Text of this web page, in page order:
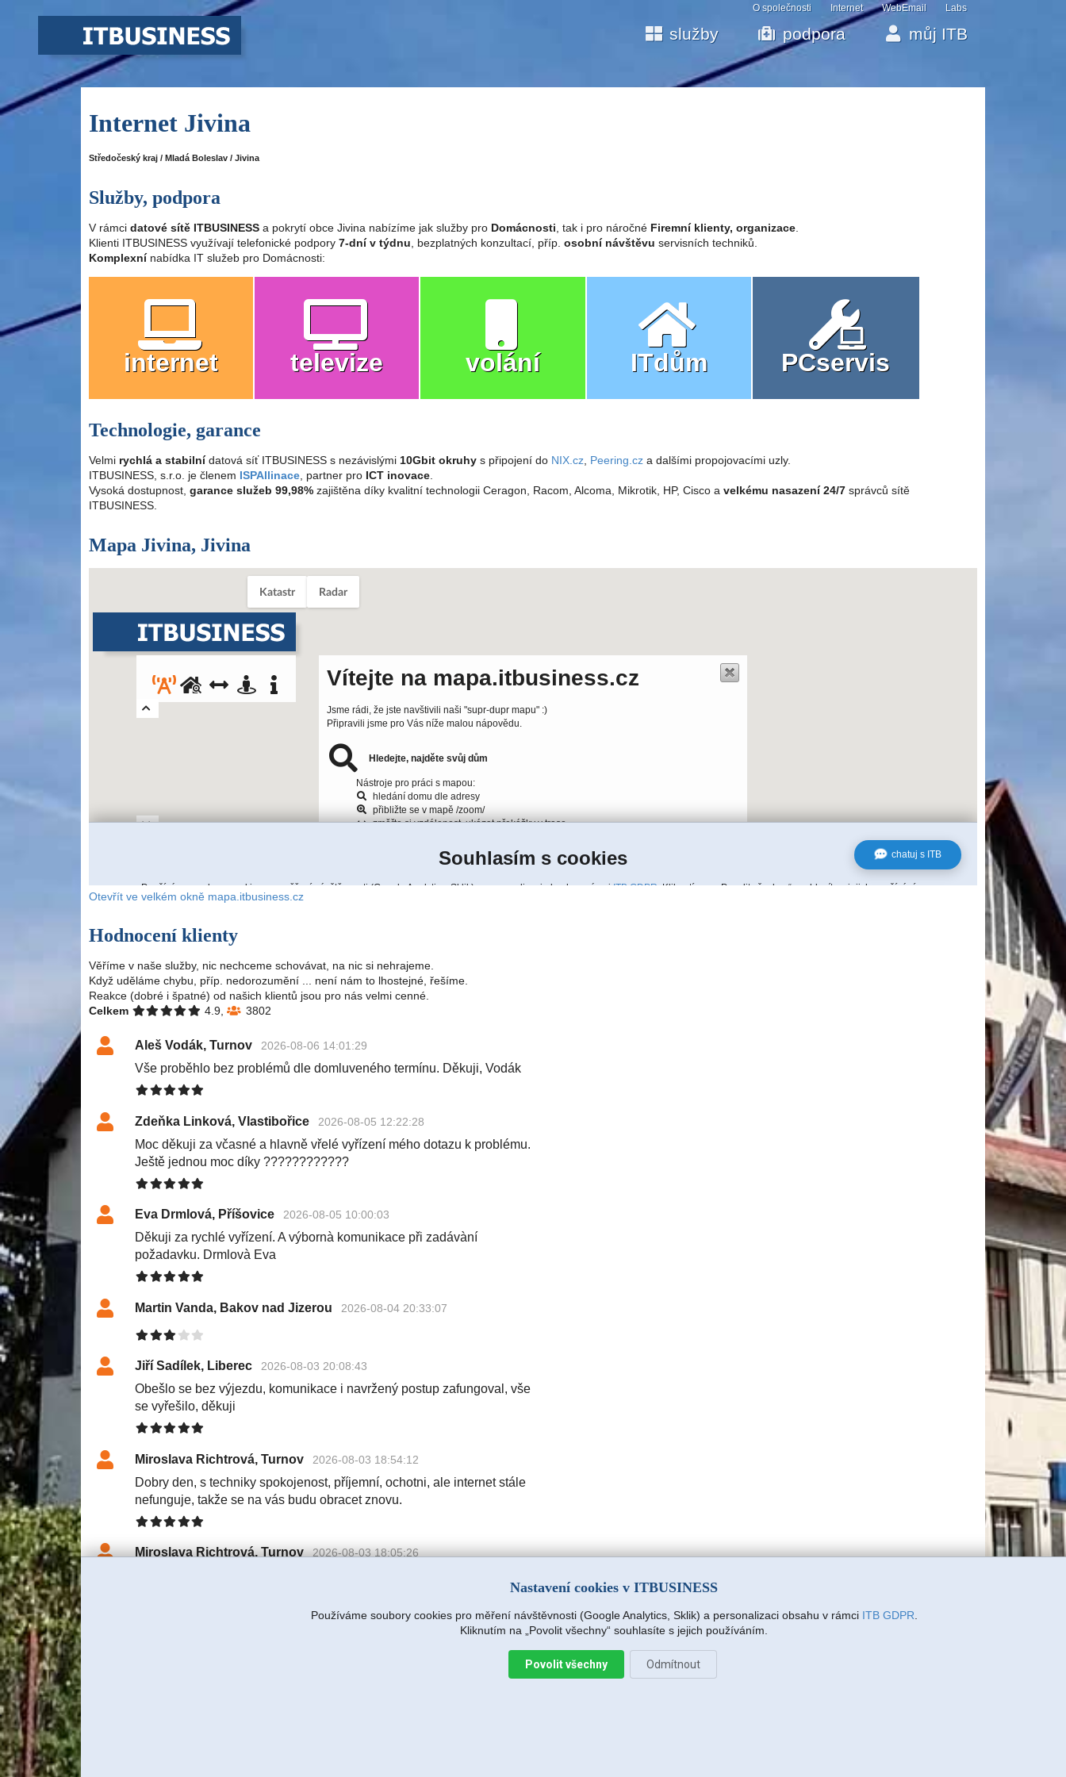
služby podpora můj ITB
O společnosti Internet WebEmail Labs
Internet Jivina
Středočeský kraj / Mladá Boleslav / Jivina
Služby, podpora
V rámci datové sítě ITBUSINESS a pokrytí obce Jivina nabízíme jak služby pro Domácnosti , tak i pro náročné Firemní klienty, organizace
Klienti ITBUSINESS využívají telefonické podpory 7-dní v týdnu , bezplatných konzultací, příp. osobní návštěvu servisních techniků.
Komplexnínabídka IT služeb pro Domácnosti:
internet televize volání ITdům PCservis
Technologie, garance
Velmi rychlá a stabilnídatová síť ITBUSINESS s nezávislými 10Gbit okruhy s připojení do NIX.cz Peering.cz a dalšími propojovacími uzly.
ITBUSINESS, s.r.o. je členem ISPAllinace , partner pro ICT inovace
Vysoká dostupnost, garance služeb 99,98% zajištěna díky kvalitní technologii Ceragon, Racom, Alcoma, Mikrotik, HP, Cisco a velkému nasazení 24/7 správců sítě
ITBUSINESS.
Mapa Jivina, Jivina
Otevřít ve velkém okně mapa.itbusiness.cz
Hodnocení klienty
Věříme v naše služby, nic nechceme schovávat, na nic si nehrajeme.
Když uděláme chybu, příp. nedorozumění ... není nám to lhostejné, řešíme.
Reakce (dobré i špatné) od našich klientů jsou pro nás velmi cenné.
Celkem
4.9, 3802
Aleš Vodák, Turnov 2026-08-06 14:01:29
Vše proběhlo bez problémů dle domluveného termínu. Děkuji, Vodák
Zdeňka Linková, Vlastibořice 2026-08-05 12:22:28
Moc děkuji za včasné a hlavně vřelé vyřízení mého dotazu k problému.
Ještě jednou moc díky ????????????
Eva Drmlová, Příšovice 2026-08-05 10:00:03
Děkuji za rychlé vyřízení. A výbornà komunikace při zadávàní
požadavku. Drmlovà Eva
Martin Vanda, Bakov nad Jizerou 2026-08-04 20:33:07
Jiří Sadílek, Liberec 2026-08-03 20:08:43
Obešlo se bez výjezdu, komunikace i navržený postup zafungoval, vše
se vyřešilo, děkuji
Miroslava Richtrová, Turnov 2026-08-03 18:54:12
Dobry den, s techniky spokojenost, příjemní, ochotni, ale internet stále
nefunguje, takže se na vás budu obracet znovu.
Miroslava Richtrová, Turnov 2026-08-03 18:05:26
S klientkou jsme domluvili servis hned na další pracovní den (dnes),
Nastavení cookies v ITBUSINESS
Používáme soubory cookies pro měření návštěvnosti (Google Analytics, Sklik) a personalizaci obsahu v rámci ITB GDPR
Kliknutím na „Povolit všechny“ souhlasíte s jejich používáním.
Povolit všechny Odmítnout